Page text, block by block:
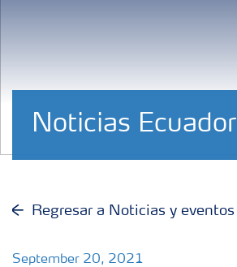
Noticias Ecuador
Regresar a Noticias y eventos
September 20, 2021